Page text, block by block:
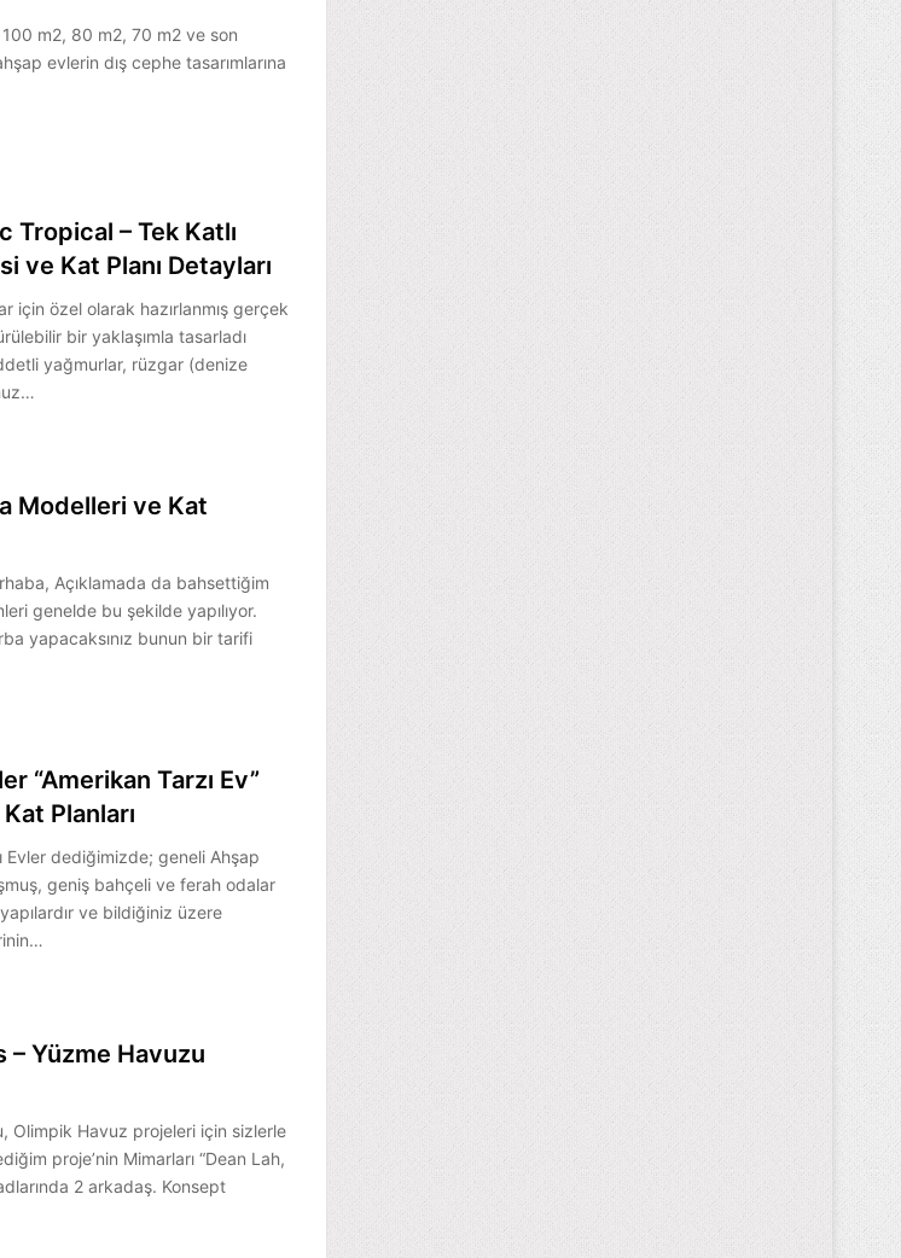
m2, 80 m2, 70 m2 ve son
evlerin dış cephe tasarımlarına
Tropical – Tek Katlı
ve Kat Planı Detayları
için özel olarak hazırlanmış gerçek
bir yaklaşımla tasarladı
yağmurlar, rüzgar (denize
Modelleri ve Kat
Açıklamada da bahsettiğim
genelde bu şekilde yapılıyor.
yapacaksınız bunun bir tarifi
“Amerikan Tarzı Ev”
Planları
Evler dediğimizde; geneli Ahşap
geniş bahçeli ve ferah odalar
ve bildiğiniz üzere
– Yüzme Havuzu
Olimpik Havuz projeleri için sizlerle
proje’nin Mimarları “Dean Lah,
2 arkadaş. Konsept